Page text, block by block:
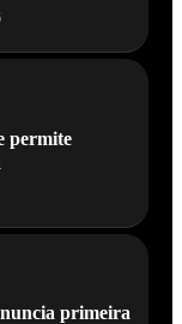
permite
primeira